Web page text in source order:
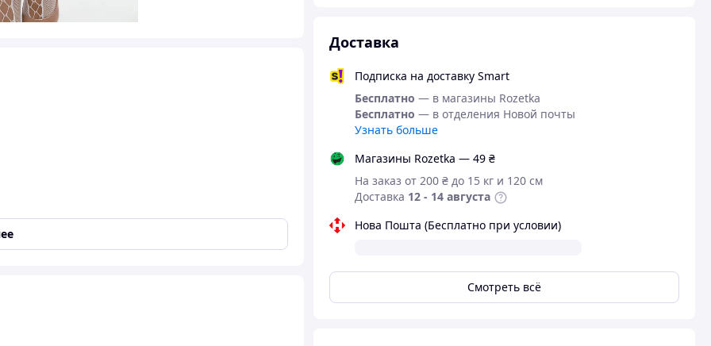
Доставка
Подписка на доставку Smart
Бесплатно — в магазины Rozetka
Бесплатно — в отделения Новой почты
Узнать больше
Магазины Rozetka — 49 ₴
На заказ от 200 ₴ до 15 кг и 120 см
Доставка 12 - 14 августа
Нова Пошта (Бесплатно при условии)
Смотреть всё